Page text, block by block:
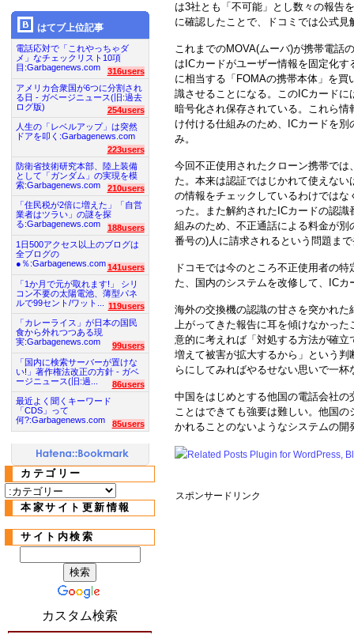
は3社とも「不可能」とし数々の報告
に確認したことで、ドコミでは公式
これまでのMOVA(ムーバ)が携帯電話
はICカードがユーザー情報を固定化
に相当する「FOMAの携帯本体」を
識させることになる。このICカード
暗号化され保存されている。これら
け付ける仕組みのため、ICカードを
み。
今回不正使用されたクローン携帯で
た。本来は認証ではじかれて使えな
の情報をチェックしているわけでは
った。また解約されたICカードの認
組みのため、不正通話による料金が
番号の)人に請求されるという問題ま
ドコモでは今のところ不正使用者の
た、国内のシステムを改修して、IC
海外の交換機の認識の甘さを突かれ
上がってきた報告に耳を傾けなかっ
意的に考えれば「対処する方法が確
増えて被害が拡大するから」という
らにしてみればやるせない思いで一杯
中国をはじめとする他国の電話会社
ことはできても強要は難しい。他国
かれることのないようなシステムの
スポンサードリンク
はてブ上位記事
電話応対で「これやっちゃダ
メ」なチェックリスト10項
目:Garbagenews.com
316users
アメリカ合衆国が6つに分割され
る日 - ガベージニュース(旧:過去
ログ版)
254users
人生の「レベルアップ」は突然
ドアを叩く:Garbagenews.com
223users
防衛省技術研究本部、陸上装備
として「ガンダム」の実現を模
索:Garbagenews.com
210users
「住民税が2倍に増えた」「自営
業者はツラい」の謎を探
る:Garbagenews.com
188users
1日500アクセス以上のブログは
全ブログの
●％:Garbagenews.com 141users
「1か月で元が取れます!」 シリ
コン不要の太陽電池、薄型パネ
ルで99セント/ワット...
119users
「カレーライス」が日本の国民
食から外れつつある現
実:Garbagenews.com
99users
「国内に検索サーバーが置けな
い!」著作権法改正の方針 - ガベ
ージニュース(旧:過...
86users
最近よく聞くキーワード
「CDS」って
何?:Garbagenews.com
85users
カテゴリー
本家サイト更新情報
サイト内検索
カスタム検索